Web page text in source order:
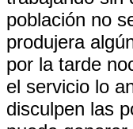
población no
produjera
por la tarde
el servicio lo
disculpen las